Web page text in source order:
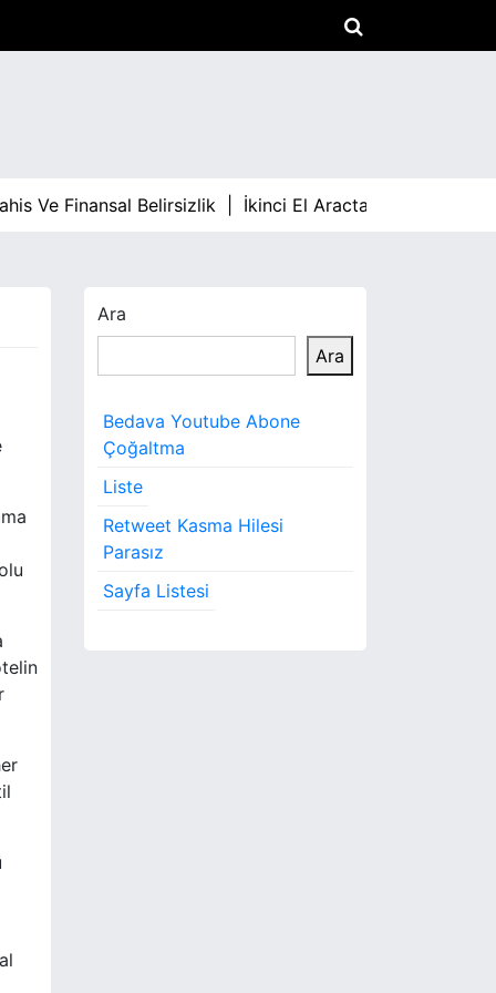
Finansal Belirsizlik |İkinci El Aracta Fiyat
Ara
Ara
Bedava Youtube Abone
Çoğaltma
Liste
Retweet Kasma Hilesi
Parasız
Sayfa Listesi